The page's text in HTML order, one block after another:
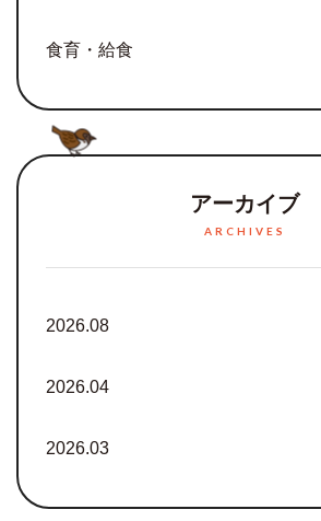
食育・給食
アーカイブ
ARCHIVES
2026.08
2026.04
2026.03